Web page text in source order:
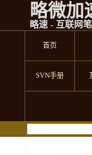
略微加
略速 - 互联网
首页
SVN手册